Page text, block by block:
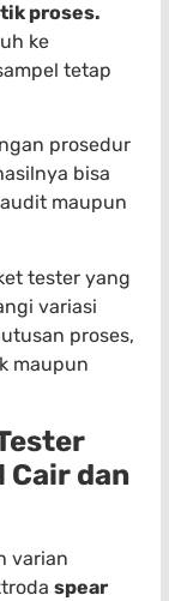
proses.
ke
tetap
prosedur
bisa
maupun
tester yang
variasi
proses,
maupun
Cair dan
varian
spear